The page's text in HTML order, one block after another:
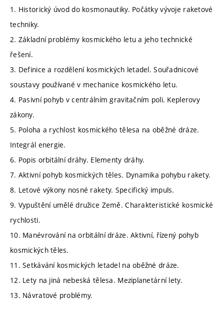
1. Historický úvod do kosmonautiky. Počátky vývoje raketové
techniky.
2. Základní problémy kosmického letu a jeho technické
řešení.
3. Definice a rozdělení kosmických letadel. Souřadnicové
soustavy používané v mechanice kosmického letu.
4. Pasivní pohyb v centrálním gravitačním poli. Keplerovy
zákony.
5. Poloha a rychlost kosmického tělesa na oběžné dráze.
Integrál energie.
6. Popis orbitální dráhy. Elementy dráhy.
7. Aktivní pohyb kosmických těles. Dynamika pohybu rakety.
8. Letové výkony nosné rakety. Specifický impuls.
9. Vypuštění umělé družice Země. Charakteristické kosmické
rychlosti.
10. Manévrování na orbitální dráze. Aktivní, řízený pohyb
kosmických těles.
11. Setkávání kosmických letadel na oběžné dráze.
12. Lety na jiná nebeská tělesa. Meziplanetární lety.
13. Návratové problémy.